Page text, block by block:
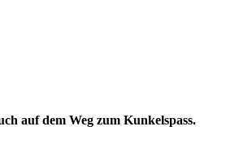
auf dem Weg zum Kunkelspass.